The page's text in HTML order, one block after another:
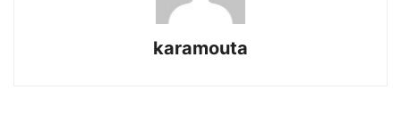
karamouta